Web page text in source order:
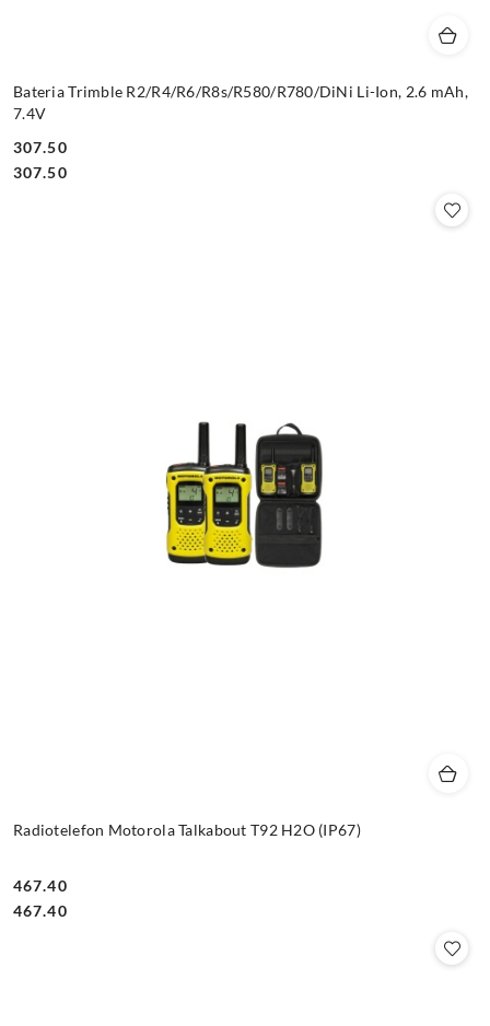
Bateria Trimble R2/R4/R6/R8s/R580/R780/DiNi Li-Ion, 2.6 mAh,
7.4V
Cena:
307.50
Cena:
307.50
Radiotelefon Motorola Talkabout T92 H2O (IP67)
Cena:
467.40
Cena:
467.40